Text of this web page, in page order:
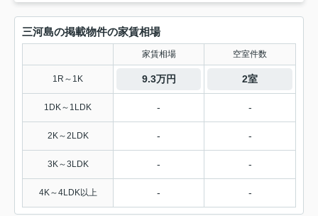
三河島の掲載物件の家賃相場
家賃相場 空室件数
1R～1K 9.3万円 2室
1DK～1LDK - -
2K～2LDK - -
3K～3LDK - -
4K～4LDK以上 - -